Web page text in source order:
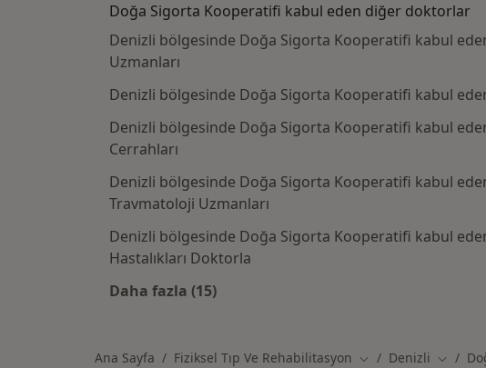
Doğa Sigorta Kooperatifi kabul eden diğer doktorlar
Denizli bölgesinde Doğa Sigorta Kooperatifi kabul
Uzmanları
Denizli bölgesinde Doğa Sigorta Kooperatifi kabul
Denizli bölgesinde Doğa Sigorta Kooperatifi kabul
Cerrahları
Denizli bölgesinde Doğa Sigorta Kooperatifi kabul
Travmatoloji Uzmanları
Denizli bölgesinde Doğa Sigorta Kooperatifi kabul eden
Hastalıkları Doktorla
Daha fazla (15)
Ana Sayfa Fiziksel Tıp Ve Rehabilitasyon Şehir değiştir
Denizli Şehir